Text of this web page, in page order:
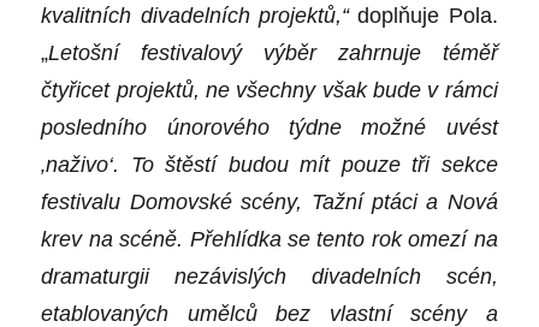
kvalitních divadelních projektů,“doplňuje Pola.
„Letošní festivalový výběr zahrnuje téměř
čtyřicet projektů, ne všechny však bude v rámci
posledního únorového týdne možné uvést
‚naživo‘. To štěstí budou mít pouze tři sekce
festivalu Domovské scény, Tažní ptáci a Nová
krev na scéně. Přehlídka se tento rok omezí na
dramaturgii nezávislých divadelních scén,
etablovaných umělců bez vlastní scény a